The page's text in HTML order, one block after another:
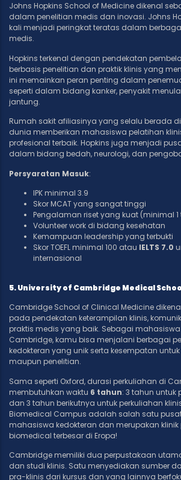
Johns Hopkins School of Medicine dikenal
dalam penelitian medis dan inovasi. Johns
kali menjadi peringkat teratas dalam
medis.
Hopkins terkenal dengan pendekatan
berbasis penelitian dan praktik klinis yang
ini memainkan peran penting dalam
seperti dalam bidang kanker, penyakit
jantung.
Rumah sakit afiliasinya yang selalu berada
dunia memberikan mahasiswa pelatihan
profesional terbaik. Hopkins juga menjadi
dalam bidang bedah, neurologi, dan
Persyaratan Masuk:
IPK minimal 3.9
Skor MCAT yang sangat tinggi
Pengalaman riset yang kuat (minimal 1
Volunteer work di bidang kesehatan
Kemampuan leadership yang terbukti
Skor TOEFL minimal 100 atau IELTS 7.0
internasional
5. University of Cambridge Medical
Cambridge School of Clinical Medicine
pada pendekatan keterampilan klinis,
praktis medis yang baik. Sebagai mahasiswa
Cambridge, kamu bisa menjalani berbagai
kedokteran yang unik serta kesempatan
maupun penelitian.
Sama seperti Oxford, durasi perkuliahan di
membutuhkan waktu 6 tahun: 3 tahun untuk
dan 3 tahun berikutnya untuk perkuliahan
Biomedical Campus adalah salah satu
mahasiswa kedokteran dan merupakan klinik
biomedical terbesar di Eropa!
Cambridge memiliki dua perpustakaan
dan studi klinis. Satu menyediakan sumber
pra-klinis dari kursus dan yang lainnya